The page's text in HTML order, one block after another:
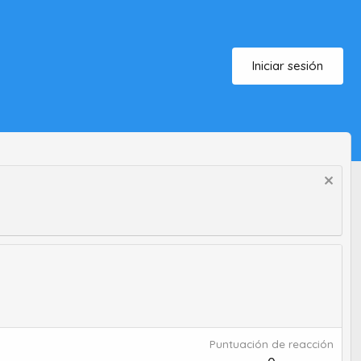
Iniciar sesión
Puntuación de reacción